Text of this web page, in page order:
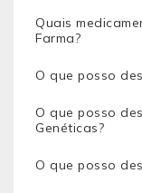
Quais
Farma?
O que posso
O que posso
Genéticas?
O que posso